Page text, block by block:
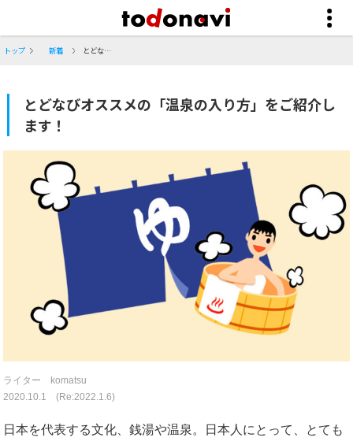
トップ 新着 とどなびオススメの「温泉の入り方」をご紹介します！
とどなびオススメの「温泉の入り方」をご紹介し
ます！
ライター komatsu
2020.10.1 (Re:2022.1.6)
日本を代表する文化、銭湯や温泉。日本人にとって、とても